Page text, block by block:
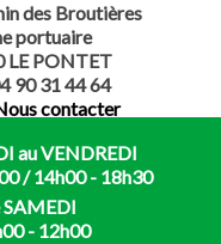
des Broutières
portuaire
LE PONTET
90 31 44 64
contacter
au VENDREDI
/ 14h00 - 18h30
SAMEDI
- 12h00